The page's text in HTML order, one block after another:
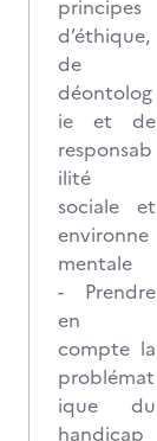
principes
d’éthique,
de
déontolog
ie et de
responsab
ilité
sociale et
environne
mentale
- Prendre
en
compte la
problémat
ique du
handicap